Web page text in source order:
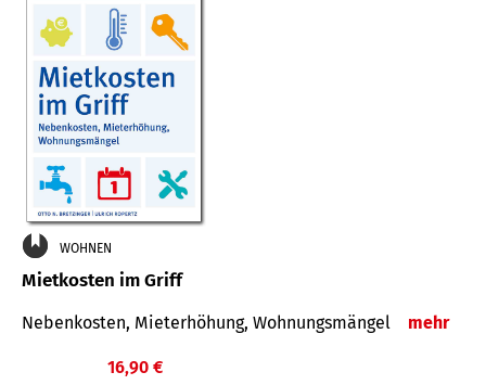
WOHNEN
Mietkosten im Griff
Nebenkosten, Mieterhöhung, Wohnungsmängel mehr
16,90 €